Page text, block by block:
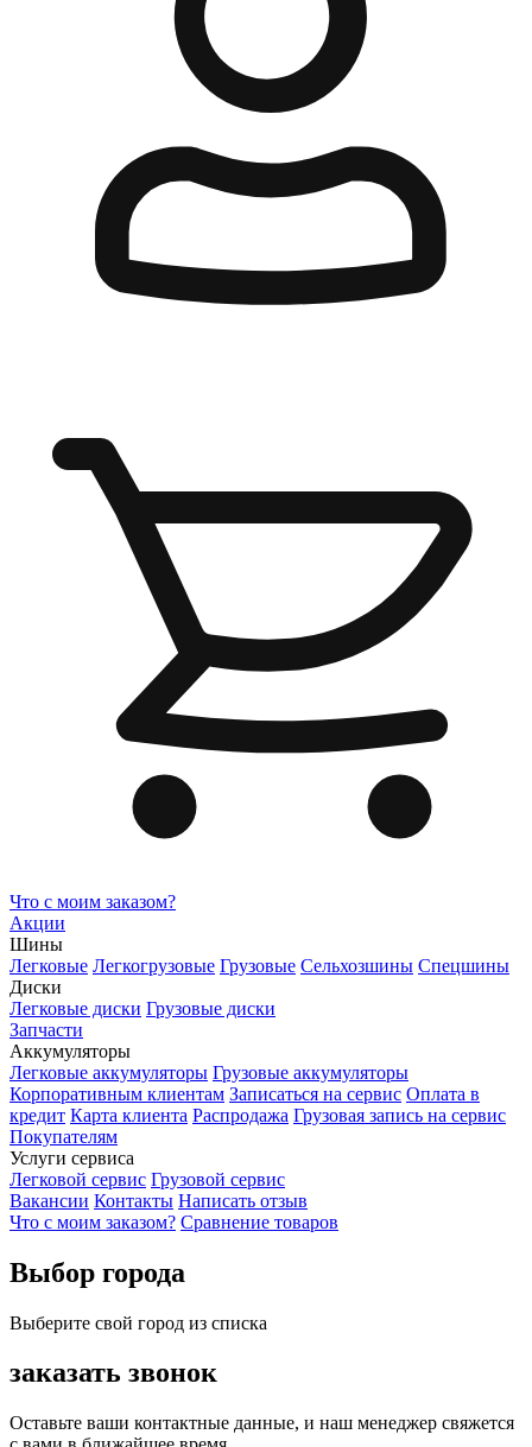
Что с моим заказом?
Акции
Шины
Легковые Легкогрузовые Грузовые Сельхозшины Спецшины
Диски
Легковые диски Грузовые диски
Запчасти
Аккумуляторы
Легковые аккумуляторы Грузовые аккумуляторы
Корпоративным клиентам Записаться на сервис Оплата в
кредит Карта клиента Распродажа Грузовая запись на сервис
Покупателям
Услуги сервиса
Легковой сервис Грузовой сервис
Вакансии Контакты Написать отзыв
Что с моим заказом? Сравнение товаров
Выбор города
Выберите свой город из списка
заказать звонок
Оставьте ваши контактные данные, и наш менеджер свяжется